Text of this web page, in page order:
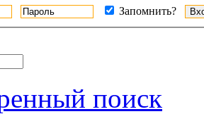
Запомнить?
поиск